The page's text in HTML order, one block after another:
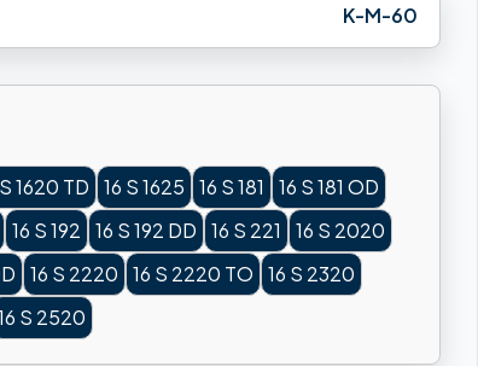
K-M-60
1620 TD 16 S 1625 16 S 181
16 S 181 OD
16 S 192 16 S 192 DD 16 S 221
16 S 2020
16 S 2220 16 S 2220 TO
16 S 2320
S 2520